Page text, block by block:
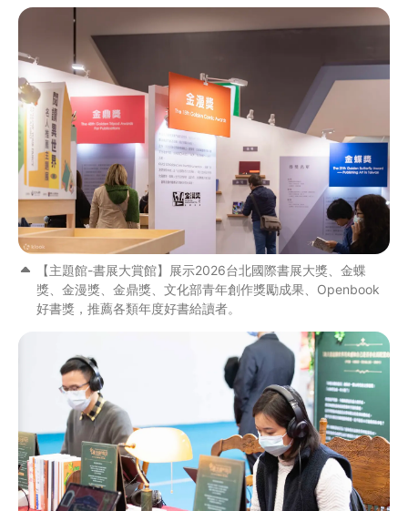
【主題館-書展大賞館】展示2026台北國際書展大獎、金蝶
獎、金漫獎、金鼎獎、文化部青年創作獎勵成果、Openbook
好書獎，推薦各類年度好書給讀者。